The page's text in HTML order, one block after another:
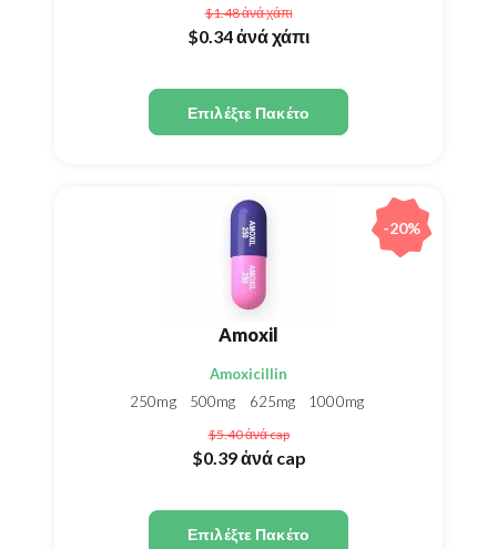
$1.48ἀνά χάπι
$0.34ἀνά χάπι
Επιλέξτε Πακέτο
Amoxil
Amoxicillin
250mg
500mg 625mg 1000mg
$5.40ἀνά cap
$0.39ἀνά cap
Επιλέξτε Πακέτο
-20%